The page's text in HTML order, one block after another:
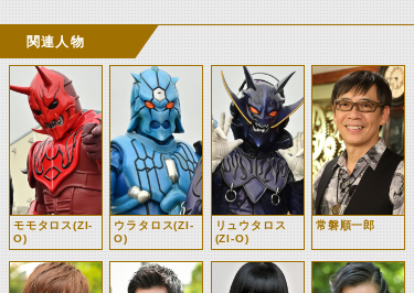
関連人物
モモタロス(ZI-
O)
ウラタロス(ZI-
O)
リュウタロス
(ZI-O)
常磐順一郎